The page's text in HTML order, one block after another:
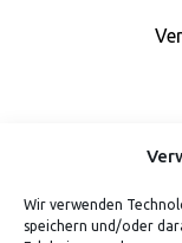
Wir verwenden
speichern und/oder